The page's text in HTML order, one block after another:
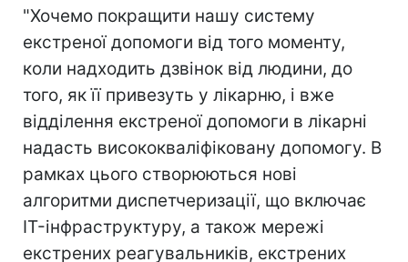
"Хочемо покращити нашу систему
екстреної допомоги від того моменту,
коли надходить дзвінок від людини, до
того, як її привезуть у лікарню, і вже
відділення екстреної допомоги в лікарні
надасть висококваліфіковану допомогу. В
рамках цього створюються нові
алгоритми диспетчеризації, що включає
IT-інфраструктуру, а також мережі
екстрених реагувальників, екстрених